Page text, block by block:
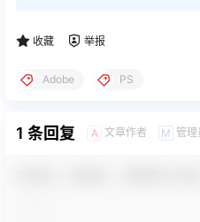
收藏 举报
Adobe PS
1 条回复 A 文章作者 M 管理